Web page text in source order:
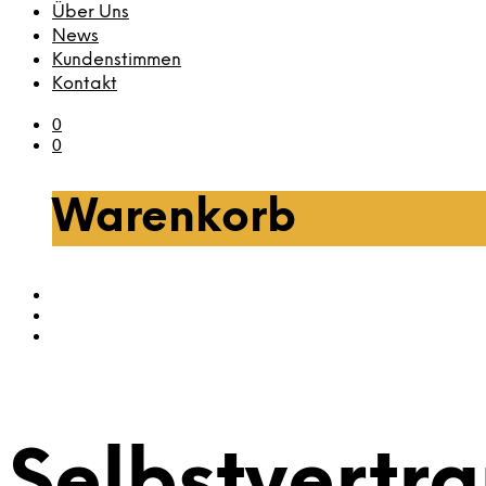
Über Uns
News
Kundenstimmen
Kontakt
0
0
Warenkorb